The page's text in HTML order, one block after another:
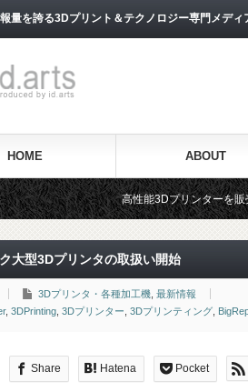
量を誇る3Dプリント＆テクノロジー専門メデ
HOME ABOUT
高性能3Dプリンターを販売する3Dプリンタ
大型3Dプリンタの取扱い開始
3Dプリンタ・各種加工機 最新情報
, 3DPrinting 3Dプリンター 3Dプリンティング
Share Hatena Pocket